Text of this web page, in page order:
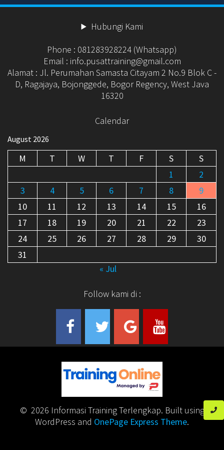
Hubungi Kami
Phone : 081283928224 (Whatsapp)
Email : info.pusattraining@gmail.com
Alamat : Jl. Perumahan Samasta Citayam 2 No.9 Blok C -
D, Ragajaya, Bojonggede, Bogor Regency, West Java
16320
Calendar
August 2026
M T W T F S
S
1
2
3
4 5 6 7 8
9
10
11 12 13 14 15
16
17
18 19 20 21 22
23
24
25 26 27 28 29
30
31
« Jul
Follow kami di :
© 2026 Informasi Training Terlengkap. Built using
WordPress and OnePage Express Theme.